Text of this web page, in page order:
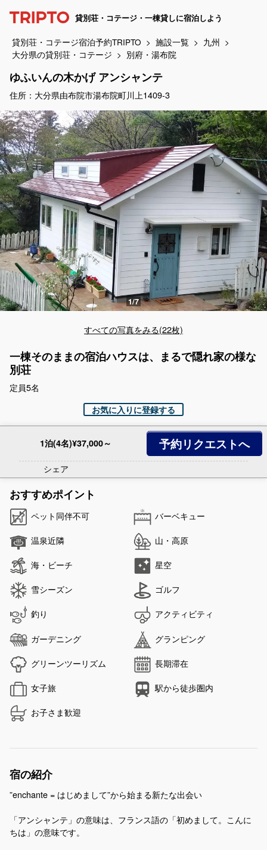
貸別荘・コテージ・一棟貸しに宿泊しよう
貸別荘・コテージ宿泊予約TRIPTO 施設一覧
九州
大分県の貸別荘・コテージ
別府・湯布院
ゆふいんの木かげ アンシャンテ
住所：大分県由布院市湯布院町川上1409-3
すべての写真をみる(22枚)
一棟そのままの宿泊ハウスは、まるで隠れ家の様な
別荘
定員5名
お気に入りに登録する
おすすめポイント
ペット同伴不可
バーベキュー
温泉近隣
山・高原
海・ビーチ
星空
雪シーズン
ゴルフ
釣り
アクティビティ
ガーデニング
グランピング
グリーンツーリズム
長期滞在
女子旅
駅から徒歩圏内
お子さま歓迎
宿の紹介
”enchante = はじめまして”から始まる新たな出会い
「アンシャンテ」の意味は、フランス語の「初めまして。こんに
ちは」の意味です。
1泊(4名)¥37,000～ 予約リクエストへ
シェア